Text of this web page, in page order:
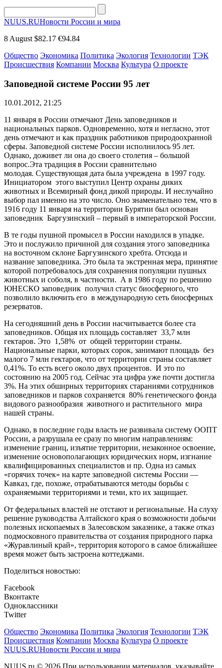
NUUS.RUНовости России и мира
8 August $82.17 €94.84
Общество Экономика Политика Экология Технологии ТЭК
Происшествия Компании Москва Культура О проекте
Заповедной системе России 95 лет
10.01.2012, 21:25
11 января в России отмечают День заповедников и
национальных парков. Одновременно, хотя и негласно, этот
день отмечают и как праздник работников природоохранной
сферы. Заповедной системе России исполнилось 95 лет.
Однако, доживет ли она до своего столетия – большой
вопрос.Эта традиция в России сравнительно
молодая. Существующая дата была учреждена в 1997 году.
Инициатором этого выступил Центр охраны диких
животных и Всемирный фонд дикой природы. И неслучайно
выбор пал именно на это число. Оно знаменательно тем, что в
1916 году 11 января на территории Бурятии был основан
заповедник Баргузинский – первый в императорской России.
В те годы пушной промысел в России находился в упадке.
Это и послужило причиной для создания этого заповедника
на восточном склоне Баргузинского хребта. Отсюда и
название заповедника. Это была та экстренная мера, принятие
которой потребовалось для сохранения популяции пушных
животных и соболя, в частности. А в 1986 году по решению
ЮНЕСКО заповедник получил статус биосферного, что
позволило включить его в международную сеть биосферных
резерватов.
На сегодняшний день в России насчитывается более ста
заповедников. Общая их площадь составляет 33,7 млн
гектаров. Это 1,58% от общей территории страны.
Национальные парки, которых сорок, занимают площадь без
малого 7 млн гектаров, что от территории страны составляет
0,41%. То есть всего около двух процентов. И это по
состоянию на 2005 год. Сейчас эта цифра уже почти достигла
3%. На этих обширных территориях стараниями сотрудников
заповедников и парков сохраняется 80% генетического фонда
видового разнообразия животного и растительного мира
нашей страны.
Однако, в последние годы власть не развивала систему ООПТ
России, а разрушала ее сразу по многим направлениям:
изменение границ, изъятие территории, незаконное освоение,
изменение основополагающих юридических норм, изгнание
квалифицированных специалистов и пр. Одна из самых
«горячих точек» на карте заповедной системы России —
Кавказ, где, похоже, отрабатываются методы борьбы с
охраняемыми территориями и теми, кто их защищает.
От федеральных властей не отстают и региональные. На слуху
решение руководства Алтайского края о возможности добычи
полезных ископаемых в Залесовском заказнике, а также отказ
подмосковного правительства от создания природного парка
«Журавлиный край», территория которого в самое ближайшее
время может быть застроена коттеджами.
Поделиться новостью:
Facebook
Вконтакте
Одноклассники
Twitter
Общество Экономика Политика Экология Технологии ТЭК
Происшествия Компании Москва Культура О проекте
NUUS.RUНовости России и мира